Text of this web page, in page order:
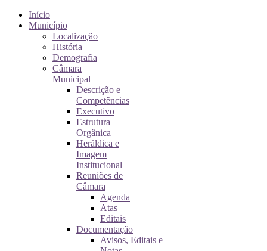
Início
Município
Localização
História
Demografia
Câmara
Municipal
Descrição e
Competências
Executivo
Estrutura
Orgânica
Heráldica e
Imagem
Institucional
Reuniões de
Câmara
Agenda
Atas
Editais
Documentação
Avisos, Editais e